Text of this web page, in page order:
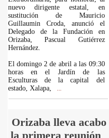
nuevo dirigente estatal, en
sustitución de Mauricio
Guillaumin Croda, anunció el
Delegado de la Fundación en
Orizaba, Pascual Gutiérrez
Hernández.
El domingo 2 de abril a las 09:30
horas en el Jardín de las
Esculturas de la capital del
estado, Xalapa,
Orizaba lleva acabo
la primera reunión